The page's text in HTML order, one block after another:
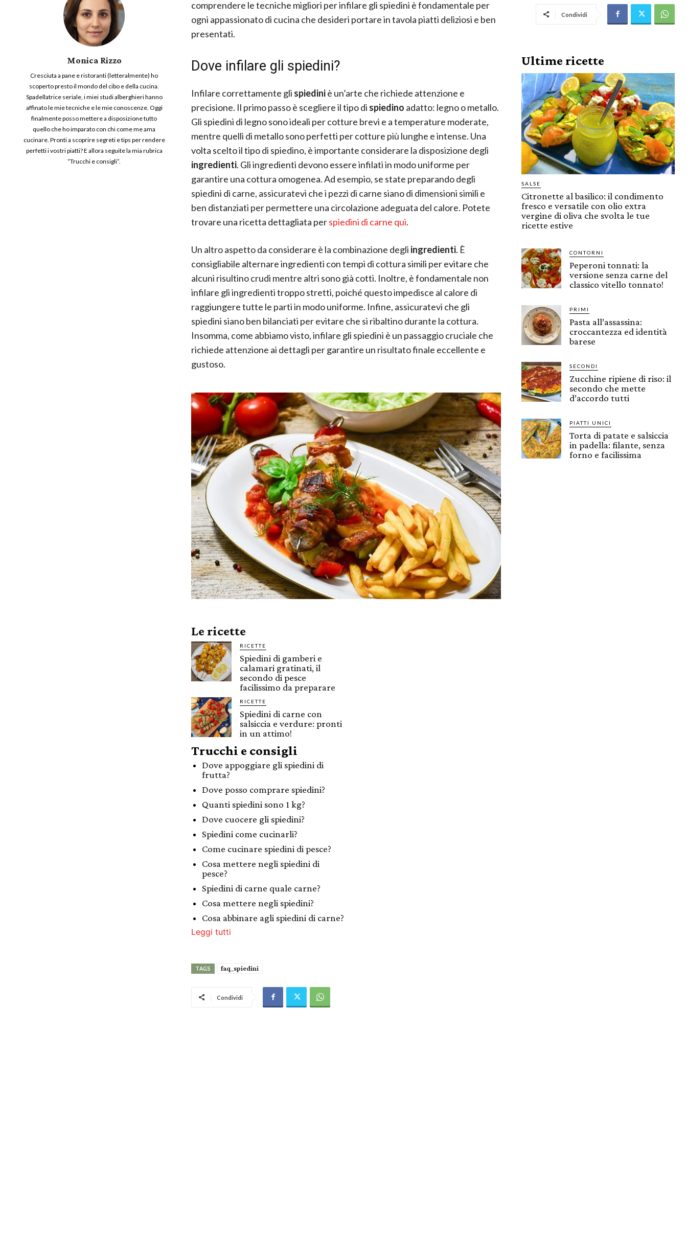
Monica Rizzo
Cresciuta a pane e ristoranti (letteralmente) ho
scoperto presto il mondo del cibo e della cucina.
Spadellatrice seriale, i miei studi alberghieri hanno
affinato le mie tecniche e le mie conoscenze. Oggi
finalmente posso mettere a disposizione tutto
quello che ho imparato con chi come me ama
cucinare. Pronti a scoprire segreti e tips per rendere
perfetti i vostri piatti? E allora seguite la mia rubrica
“Trucchi e consigli”.
comprendere le tecniche migliori per infilare gli spiedini è fondamentale per
ogni appassionato di cucina che desideri portare in tavola piatti deliziosi e ben
presentati.
Dove infilare gli spiedini?
Infilare correttamente gli spiediniè un’arte che richiede attenzione e
precisione. Il primo passo è scegliere il tipo di spiedino adatto: legno o metallo.
Gli spiedini di legno sono ideali per cotture brevi e a temperature moderate,
mentre quelli di metallo sono perfetti per cotture più lunghe e intense. Una
volta scelto il tipo di spiedino, è importante considerare la disposizione degli
ingredienti. Gli ingredienti devono essere infilati in modo uniforme per
garantire una cottura omogenea. Ad esempio, se state preparando degli
spiedini di carne, assicuratevi che i pezzi di carne siano di dimensioni simili e
ben distanziati per permettere una circolazione adeguata del calore. Potete
trovare una ricetta dettagliata perspiedini di carne qui.
Un altro aspetto da considerare è la combinazione degli ingredienti. È
consigliabile alternare ingredienti con tempi di cottura simili per evitare che
alcuni risultino crudi mentre altri sono già cotti. Inoltre, è fondamentale non
infilare gli ingredienti troppo stretti, poiché questo impedisce al calore di
raggiungere tutte le parti in modo uniforme. Infine, assicuratevi che gli
spiedini siano ben bilanciati per evitare che si ribaltino durante la cottura.
Insomma, come abbiamo visto, infilare gli spiedini è un passaggio cruciale che
richiede attenzione ai dettagli per garantire un risultato finale eccellente e
gustoso.
Le ricette
RICETTE
Spiedini di gamberi e
calamari gratinati, il
secondo di pesce
facilissimo da preparare
RICETTE
Spiedini di carne con
salsiccia e verdure: pronti
in un attimo!
Trucchi e consigli
Dove appoggiare gli spiedini di
frutta?
Dove posso comprare spiedini?
Quanti spiedini sono 1 kg?
Dove cuocere gli spiedini?
Spiedini come cucinarli?
Come cucinare spiedini di pesce?
Cosa mettere negli spiedini di
pesce?
Spiedini di carne quale carne?
Cosa mettere negli spiedini?
Cosa abbinare agli spiedini di carne?
Leggi tutti
TAGS faq_spiedini
Condividi
Condividi
Ultime ricette
SALSE
Citronette al basilico: il condimento
fresco e versatile con olio extra
vergine di oliva che svolta le tue
ricette estive
CONTORNI
Peperoni tonnati: la
versione senza carne del
classico vitello tonnato!
PRIMI
Pasta all’assassina:
croccantezza ed identità
barese
SECONDI
Zucchine ripiene di riso: il
secondo che mette
d’accordo tutti
PIATTI UNICI
Torta di patate e salsiccia
in padella: filante, senza
forno e facilissima